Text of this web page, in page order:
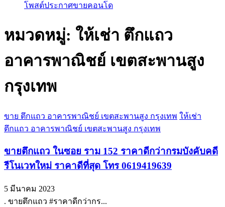
โพสต์ประกาศขายคอนโด
หมวดหมู่: ให้เช่า ตึกแถว
อาคารพาณิชย์ เขตสะพานสูง
กรุงเทพ
ขาย ตึกแถว อาคารพาณิชย์ เขตสะพานสูง กรุงเทพ ให้เช่า
ตึกแถว อาคารพาณิชย์ เขตสะพานสูง กรุงเทพ
ขายตึกแถว ในซอย ราม 152 ราคาดีกว่ากรมบังคับคดี
รีโนเวทใหม่ ราคาดีที่สุด โทร 0619419639
5 มีนาคม 2023
. ขายตึกแถว #ราคาดีกว่ากร...